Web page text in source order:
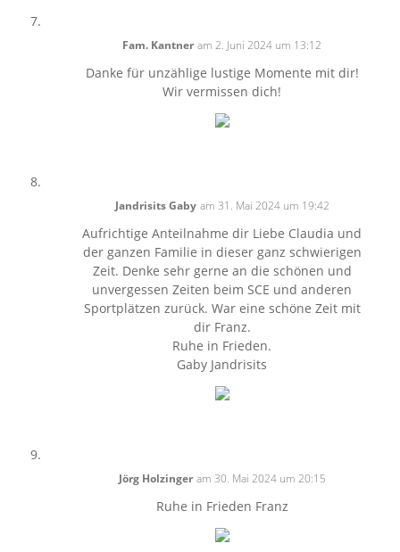
Fam. Kantner am 2. Juni 2024 um 13:12
Danke für unzählige lustige Momente mit dir!
Wir vermissen dich!
Jandrisits Gaby am 31. Mai 2024 um 19:42
Aufrichtige Anteilnahme dir Liebe Claudia und
der ganzen Familie in dieser ganz schwierigen
Zeit. Denke sehr gerne an die schönen und
unvergessen Zeiten beim SCE und anderen
Sportplätzen zurück. War eine schöne Zeit mit
dir Franz.
Ruhe in Frieden.
Gaby Jandrisits
Jörg Holzinger am 30. Mai 2024 um 20:15
Ruhe in Frieden Franz